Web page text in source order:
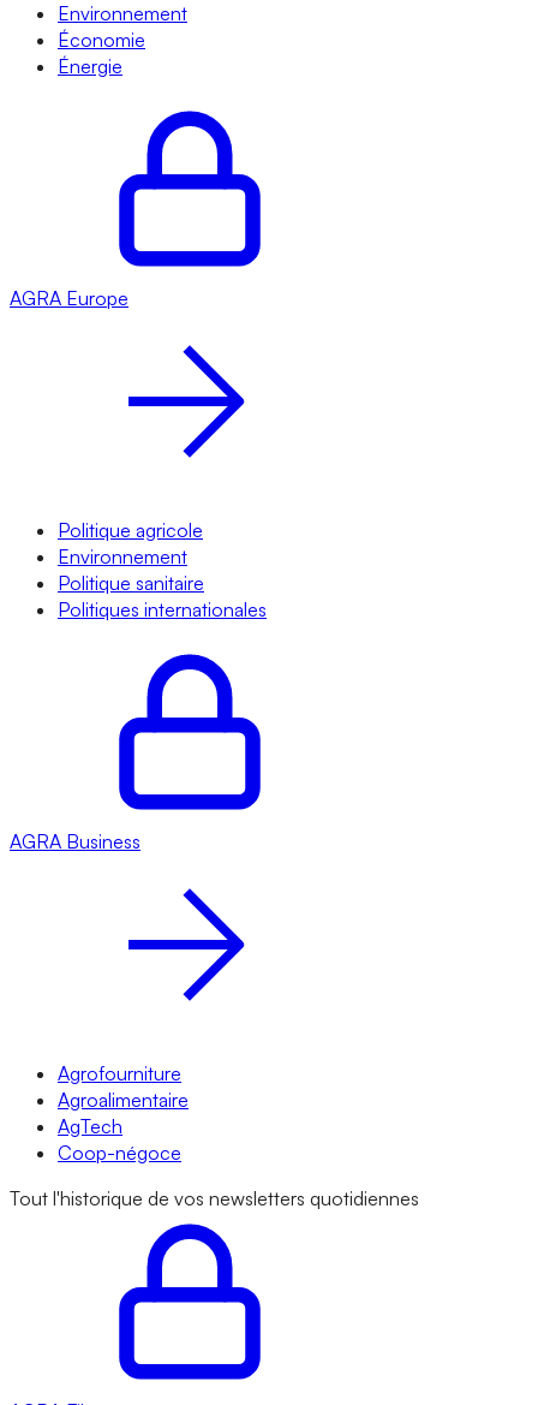
Environnement
Économie
Énergie
AGRA Europe
Politique agricole
Environnement
Politique sanitaire
Politiques internationales
AGRA Business
Agrofourniture
Agroalimentaire
AgTech
Coop-négoce
Tout l'historique de vos newsletters quotidiennes